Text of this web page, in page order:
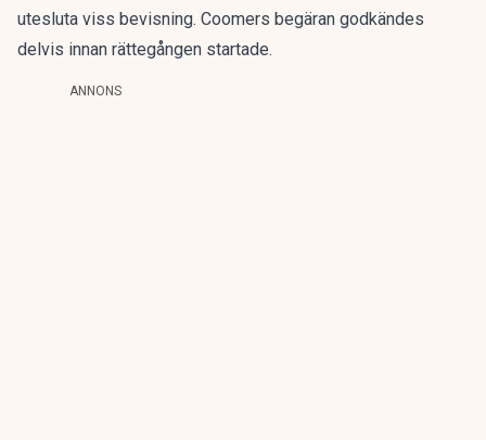
utesluta viss bevisning. Coomers begäran godkändes
delvis innan rättegången startade.
ANNONS